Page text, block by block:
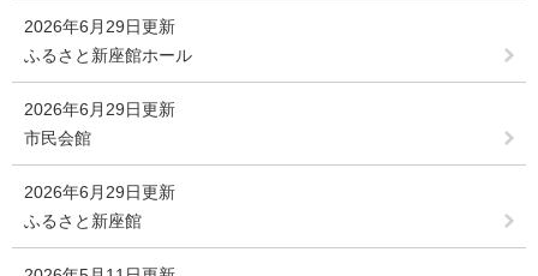
2026年6月29日更新
ふるさと新座館ホール
2026年6月29日更新
市民会館
2026年6月29日更新
ふるさと新座館